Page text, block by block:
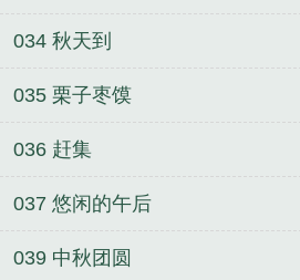
034 秋天到
035 栗子枣馍
036 赶集
037 悠闲的午后
039 中秋团圆